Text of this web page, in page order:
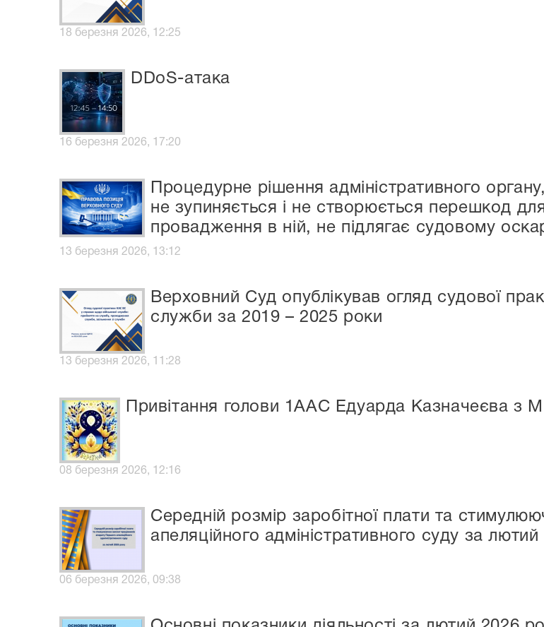
18 березня 2026, 12:25
DDoS-атака
16 березня 2026, 17:20
Процедурне рішення адміністративного
не зупиняється і не створюється перешкод
провадження в ній, не підлягає судовому
13 березня 2026, 13:12
Верховний Суд опублікував огляд судової
служби за 2019 – 2025 роки
13 березня 2026, 11:28
Привітання голови 1ААС Едуарда Казначеєва з
08 березня 2026, 12:16
Середній розмір заробітної плати та
апеляційного адміністративного суду за
06 березня 2026, 09:38